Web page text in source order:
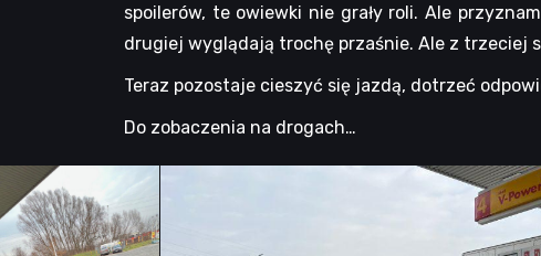
spoilerów, te owiewki nie grały roli. Ale
drugiej wyglądają trochę przaśnie. Ale z trzeciej
Teraz pozostaje cieszyć się jazdą, dotrzeć
Do zobaczenia na drogach…